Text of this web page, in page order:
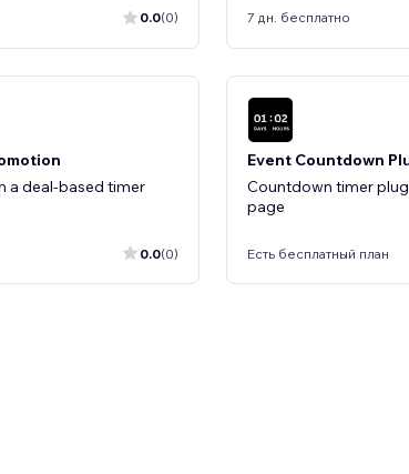
0.0(0) 7 дн. бесплатно
a deal-based timer
0.0(0)
Event Countdown
Countdown timer
page
Есть бесплатный план